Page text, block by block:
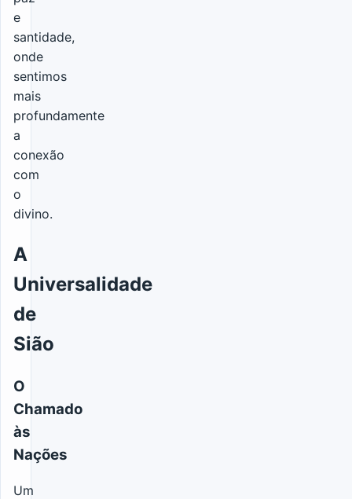
e
santidade,
onde
sentimos
mais
profundamente
a
conexão
com
o
divino.
A
Universalidade
de
Sião
O
Chamado
às
Nações
Um